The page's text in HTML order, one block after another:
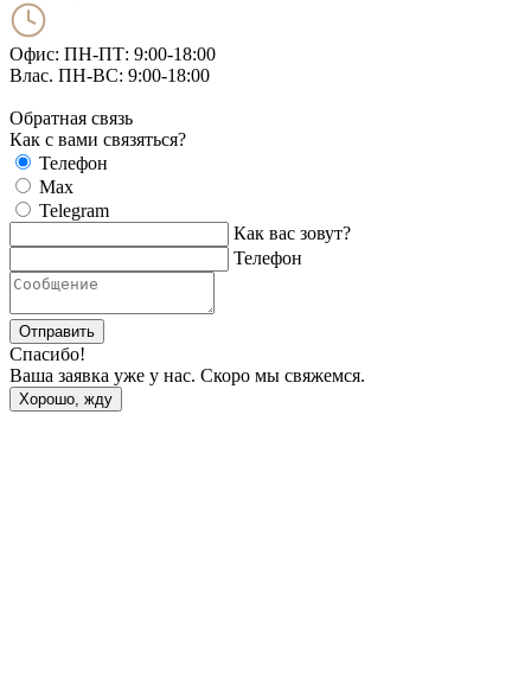
Офис: ПН-ПТ: 9:00-18:00
Влас. ПН-ВС: 9:00-18:00
Обратная связь
Как с вами связяться?
Телефон
Max
Telegram
Как вас зовут?
Телефон
Отправить
Спасибо!
Ваша заявка уже у нас. Скоро мы свяжемся.
Хорошо, жду